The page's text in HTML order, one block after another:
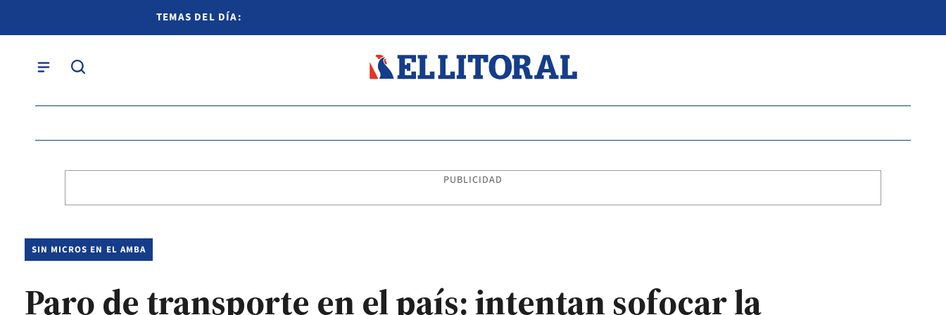
TEMAS DEL DÍA:
PUBLICIDAD
SIN MICROS EN EL AMBA
Paro de transporte en el país: intentan sofocar la